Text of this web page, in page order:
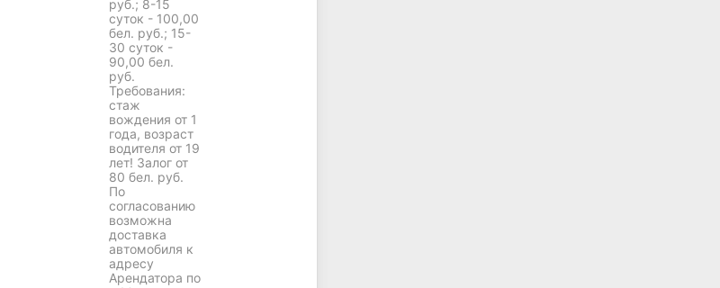
руб.; 8-15
суток - 100,00
бел. руб.; 15-
30 суток -
90,00 бел.
руб.
Требования:
стаж
вождения от 1
года, возраст
водителя от 19
лет! Залог от
80 бел. руб.
По
согласованию
возможна
доставка
автомобиля к
адресу
Арендатора по